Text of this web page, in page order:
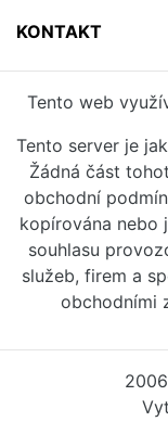
KONTAKT
Tento web
Tento server je
Žádná část
obchodní
kopírována nebo
souhlasu
služeb, firem a
obchodními